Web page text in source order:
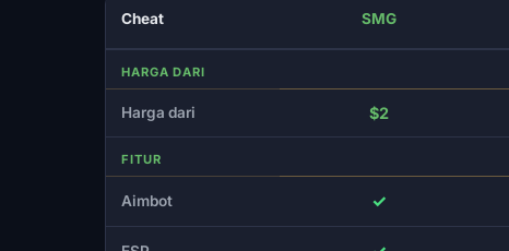
Cheat SMG
HARGA DARI
Harga dari $2
FITUR
Aimbot ✓